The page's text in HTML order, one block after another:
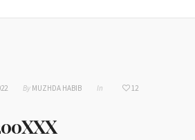
By MUZHDA HABIB In 12